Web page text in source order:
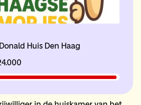
Huis Den Haag